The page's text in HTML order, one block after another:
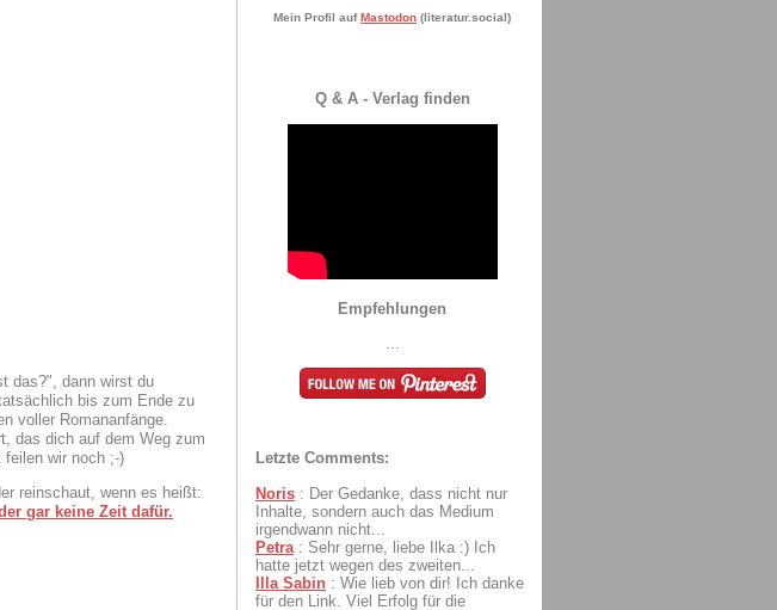
das?", dann wirst du
bis zum Ende zu
voller Romananfänge.
das dich auf dem Weg zum
feilen wir noch ;-)
reinschaut, wenn es heißt:
gar keine Zeit dafür.
Mein Profil auf Mastodon (literatur.social)
Q & A - Verlag finden
Empfehlungen
Letzte Comments:
Noris : Der Gedanke, dass nicht nur
Inhalte, sondern auch das Medium
irgendwann nicht...
Petra : Sehr gerne, liebe Ilka :) Ich
hatte jetzt wegen des zweiten...
Illa Sabin : Wie lieb von dir! Ich danke
für den Link. Viel Erfolg für die